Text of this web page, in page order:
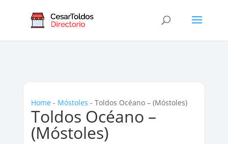
Home - Móstoles - Toldos Océano – (Móstoles)
Toldos Océano –
(Móstoles)